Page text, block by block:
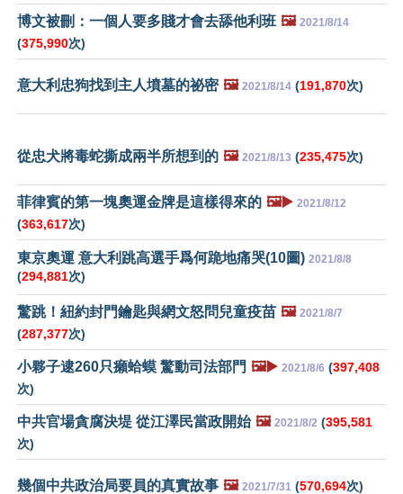
博文被刪：一個人要多賤才會去舔他利班 🖼️ 2021/8/14
(375,990次)
意大利忠狗找到主人墳墓的祕密 🖼️ 2021/8/14 (191,870次)
從忠犬將毒蛇撕成兩半所想到的 🖼️ 2021/8/13 (235,475次)
菲律賓的第一塊奧運金牌是這樣得來的 🖼️▶️ 2021/8/12
(363,617次)
東京奧運 意大利跳高選手爲何跪地痛哭(10圖) 2021/8/8
(294,881次)
驚跳！紐約封門鑰匙與網文怒問兒童疫苗 🖼️ 2021/8/7
(287,377次)
小夥子逮260只癩蛤蟆 驚動司法部門 🖼️▶️ 2021/8/6 (397,408
次)
中共官場貪腐決堤 從江澤民當政開始 🖼️ 2021/8/2 (395,581
次)
幾個中共政治局要員的真實故事 🖼️ 2021/7/31 (570,694次)